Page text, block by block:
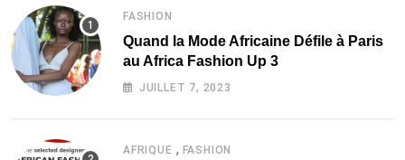
FASHION
Quand la Mode Africaine Défile à Paris
au Africa Fashion Up 3
JUILLET 7, 2023
AFRIQUE , FASHION